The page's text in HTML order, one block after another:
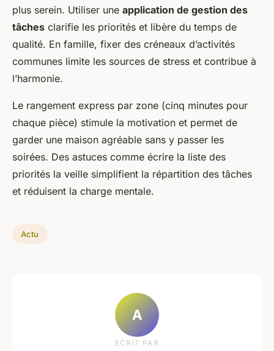
plus serein. Utiliser une application de gestion des
tâches clarifie les priorités et libère du temps de
qualité. En famille, fixer des créneaux d’activités
communes limite les sources de stress et contribue à
l’harmonie.
Le rangement express par zone (cinq minutes pour
chaque pièce) stimule la motivation et permet de
garder une maison agréable sans y passer les
soirées. Des astuces comme écrire la liste des
priorités la veille simplifient la répartition des tâches
et réduisent la charge mentale.
Actu
A
ECRIT PAR